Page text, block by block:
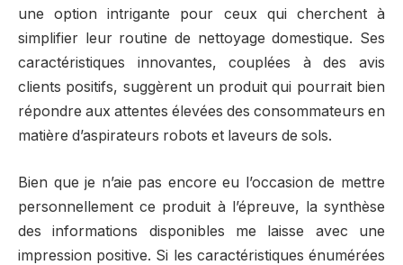
une option intrigante pour ceux qui cherchent à
simplifier leur routine de nettoyage domestique. Ses
caractéristiques innovantes, couplées à des avis
clients positifs, suggèrent un produit qui pourrait bien
répondre aux attentes élevées des consommateurs en
matière d’aspirateurs robots et laveurs de sols.
Bien que je n’aie pas encore eu l’occasion de mettre
personnellement ce produit à l’épreuve, la synthèse
des informations disponibles me laisse avec une
impression positive. Si les caractéristiques énumérées